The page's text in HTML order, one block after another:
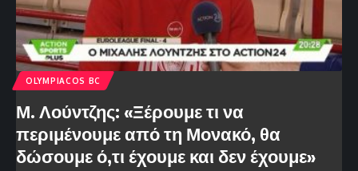
OLYMPIACOS BC
Μ. Λούντζης: «Ξέρουμε τι να
περιμένουμε από τη Μονακό, θα
δώσουμε ό,τι έχουμε και δεν έχουμε»